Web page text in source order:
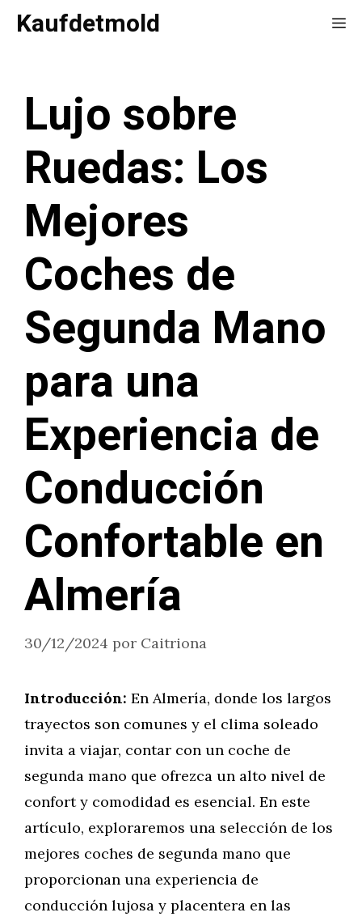
SaltarKaufdetmold
Lujo sobre
Ruedas: Los
Mejores
Coches de
Segunda Mano
para una
Experiencia de
Conducción
Confortable en
Almería
30/12/2024 por Caitriona
Introducción: En Almería, donde los largos
trayectos son comunes y el clima soleado
invita a viajar, contar con un coche de
segunda mano que ofrezca un alto nivel de
confort y comodidad es esencial. En este
artículo, exploraremos una selección de los
mejores coches de segunda mano que
proporcionan una experiencia de
conducción lujosa y placentera en las